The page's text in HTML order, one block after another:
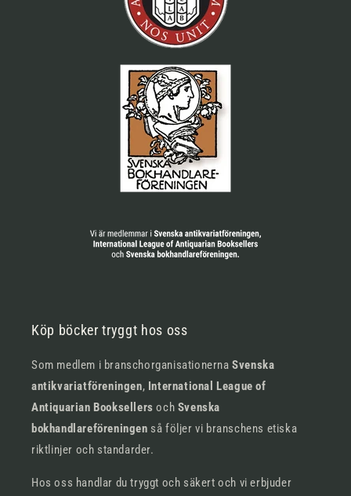
Köp böcker tryggt hos oss
Som medlem i branschorganisationernaSvenska
antikvariatföreningen, International League of
Antiquarian Booksellersoch Svenska
bokhandlareföreningen så följer vi branschens etiska
riktlinjer och standarder.
Hos oss handlar du tryggt och säkert och vi erbjuder